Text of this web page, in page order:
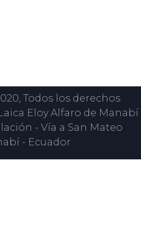
Todos los derechos
Eloy Alfaro de Manabí
- Vía a San Mateo
- Ecuador